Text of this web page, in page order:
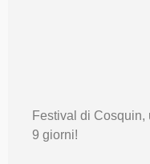
Festival di Cosquin,
9 giorni!